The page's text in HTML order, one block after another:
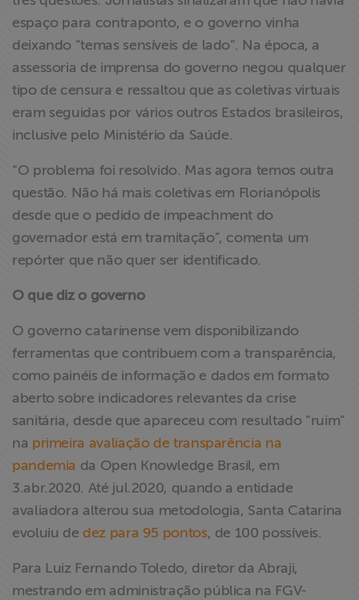
espaço para contraponto, e o governo vinha
deixando “temas sensíveis de lado”. Na época, a
assessoria de imprensa do governo negou qualquer
tipo de censura e ressaltou que as coletivas virtuais
eram seguidas por vários outros Estados brasileiros,
inclusive pelo Ministério da Saúde.
“O problema foi resolvido. Mas agora temos outra
questão. Não há mais coletivas em Florianópolis
desde que o pedido de impeachment do
governador está em tramitação”, comenta um
repórter que não quer ser identificado.
O que diz o governo
O governo catarinense vem disponibilizando
ferramentas que contribuem com a transparência,
como painéis de informação e dados em formato
aberto sobre indicadores relevantes da crise
sanitária, desde que apareceu com resultado “ruim”
na primeira avaliação de transparência na
pandemia da Open Knowledge Brasil, em
3.abr.2020. Até jul.2020, quando a entidade
avaliadora alterou sua metodologia, Santa Catarina
evoluiu de dez para 95 pontos, de 100 possíveis.
Para Luiz Fernando Toledo, diretor da Abraji,
mestrando em administração pública na FGV-